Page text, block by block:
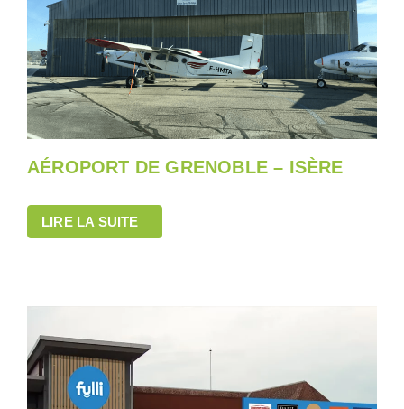
AÉROPORT DE GRENOBLE – ISÈRE
LIRE LA SUITE